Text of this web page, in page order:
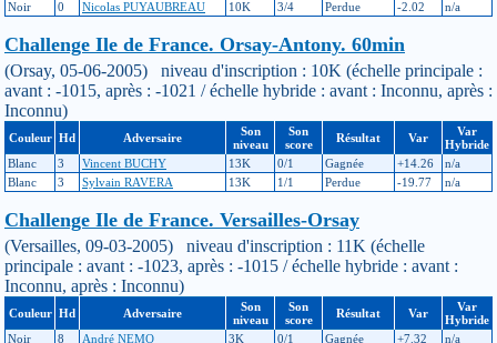
Noir
0 Nicolas PUYAUBREAU 10K 3/4 Perdue -2.02 n/a
Challenge Ile de France. Orsay-Antony. 60min
(Orsay, 05-06-2005) niveau d'inscription : 10K (échelle principale :
avant : -1015, après : -1021 / échelle hybride : avant : Inconnu, après :
Inconnu)
Couleur Hd Adversaire
Son
niveau
Son
score
Résultat Var
Var
Hybride
Blanc
3 Vincent BUCHY 13K 0/1 Gagnée +14.26
n/a
Blanc
3 Sylvain RAVERA 13K 1/1 Perdue -19.77 n/a
Challenge Ile de France. Versailles-Orsay
(Versailles, 09-03-2005) niveau d'inscription : 11K (échelle
principale : avant : -1023, après : -1015 / échelle hybride : avant :
Inconnu, après : Inconnu)
Couleur Hd Adversaire
Son
niveau
Son
score
Résultat Var
Var
Hybride
Noir
8 André NEMO 3K 0/1 Gagnée +7.32 n/a